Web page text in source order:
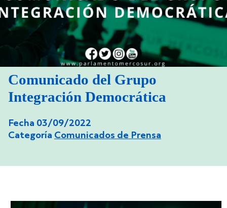
Comunicado del Grupo
Integración Democrática
Fecha 03/09/2022
Categoría Comunicados de Prensa